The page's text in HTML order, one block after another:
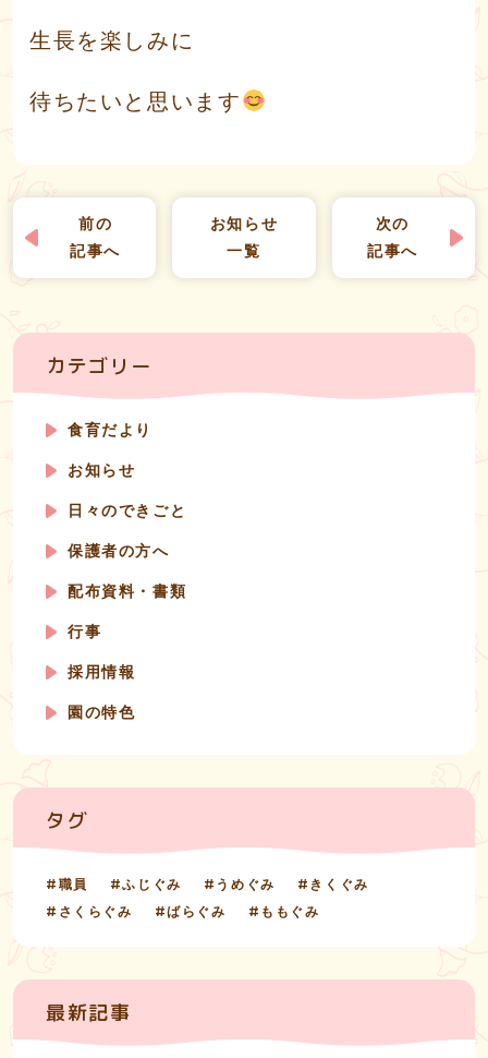
生長を楽しみに
待ちたいと思います
前の
記事へ
お知らせ
一覧
次の
記事へ
カテゴリー
食育だより
お知らせ
日々のできごと
保護者の方へ
配布資料・書類
行事
採用情報
園の特色
タグ
職員 ふじぐみ うめぐみ
きくぐみ
さくらぐみ
ばらぐみ ももぐみ
最新記事